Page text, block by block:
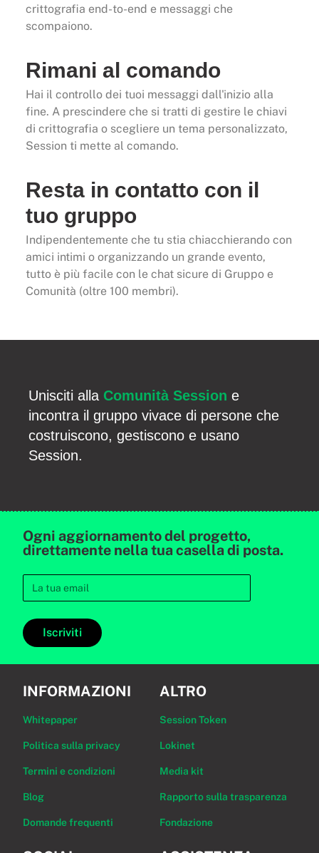
crittografia end-to-end e messaggi che
scompaiono.
Rimani al comando
Hai il controllo dei tuoi messaggi dall'inizio alla
fine. A prescindere che si tratti di gestire le chiavi
di crittografia o scegliere un tema personalizzato,
Session ti mette al comando.
Resta in contatto con il
tuo gruppo
Indipendentemente che tu stia chiacchierando con
amici intimi o organizzando un grande evento,
tutto è più facile con le chat sicure di Gruppo e
Comunità (oltre 100 membri).
Unisciti alla Comunità Session e
incontra il gruppo vivace di persone che
costruiscono, gestiscono e usano
Session.
Ogni aggiornamento del progetto,
direttamente nella tua casella di posta.
Iscriviti
INFORMAZIONI
Whitepaper
Politica sulla privacy
Termini e condizioni
Blog
Domande frequenti
ALTRO
Session Token
Lokinet
Media kit
Rapporto sulla trasparenza
Fondazione